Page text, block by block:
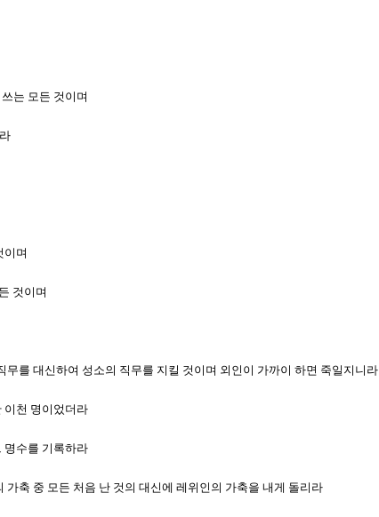
는 모든 것이며
이며
것이며
를 대신하여 성소의 직무를 지킬 것이며 외인이 가까이 하면 죽일지니라
이천 명이었더라
명수를 기록하라
축 중 모든 처음 난 것의 대신에 레위인의 가축을 내게 돌리라